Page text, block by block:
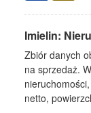
Imielin:
Zbiór danych
na sprzedaż.
netto,